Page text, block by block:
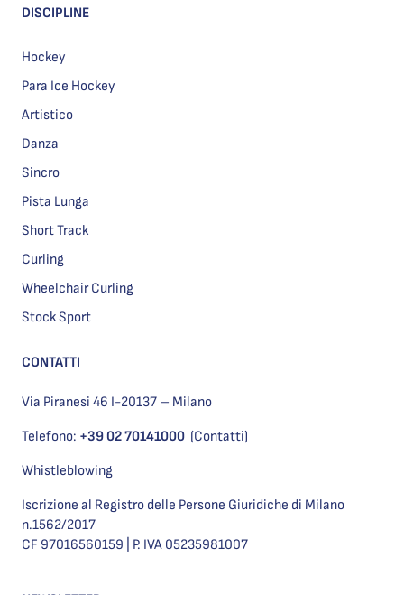
DISCIPLINE
Hockey
Para Ice Hockey
Artistico
Danza
Sincro
Pista Lunga
Short Track
Curling
Wheelchair Curling
Stock Sport
CONTATTI
Via Piranesi 46 I-20137 – Milano
Telefono: +39 02 70141000 (Contatti)
Whistleblowing
Iscrizione al Registro delle Persone Giuridiche di Milano
n.1562/2017
CF 97016560159 | P. IVA 05235981007